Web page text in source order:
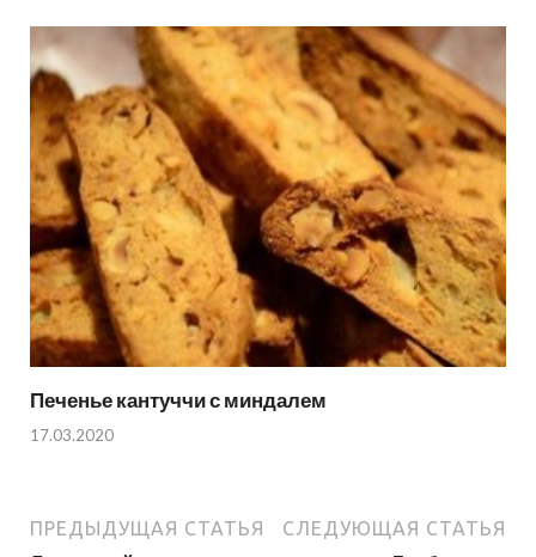
Печенье кантуччи с миндалем
17.03.2020
ПРЕДЫДУЩАЯ СТАТЬЯ СЛЕДУЮЩАЯ СТАТЬЯ